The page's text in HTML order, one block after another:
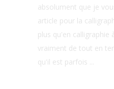
absolument que je
article pour la
plus qu'en calligraphie
vraiment de tout en
qu'il est parfois